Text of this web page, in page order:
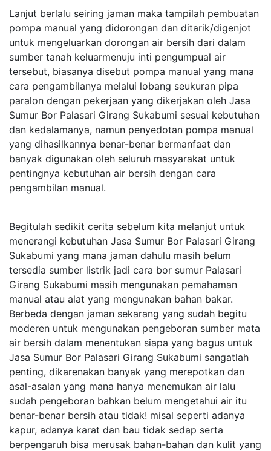
Lanjut berlalu seiring jaman maka tampilah pembuatan
pompa manual yang didorongan dan ditarik/digenjot
untuk mengeluarkan dorongan air bersih dari dalam
sumber tanah keluarmenuju inti pengumpual air
tersebut, biasanya disebut pompa manual yang mana
cara pengambilanya melalui lobang seukuran pipa
paralon dengan pekerjaan yang dikerjakan oleh Jasa
Sumur Bor Palasari Girang Sukabumi sesuai kebutuhan
dan kedalamanya, namun penyedotan pompa manual
yang dihasilkannya benar-benar bermanfaat dan
banyak digunakan oleh seluruh masyarakat untuk
pentingnya kebutuhan air bersih dengan cara
pengambilan manual.
Begitulah sedikit cerita sebelum kita melanjut untuk
menerangi kebutuhan Jasa Sumur Bor Palasari Girang
Sukabumi yang mana jaman dahulu masih belum
tersedia sumber listrik jadi cara bor sumur Palasari
Girang Sukabumi masih mengunakan pemahaman
manual atau alat yang mengunakan bahan bakar.
Berbeda dengan jaman sekarang yang sudah begitu
moderen untuk mengunakan pengeboran sumber mata
air bersih dalam menentukan siapa yang bagus untuk
Jasa Sumur Bor Palasari Girang Sukabumi sangatlah
penting, dikarenakan banyak yang merepotkan dan
asal-asalan yang mana hanya menemukan air lalu
sudah pengeboran bahkan belum mengetahui air itu
benar-benar bersih atau tidak! misal seperti adanya
kapur, adanya karat dan bau tidak sedap serta
berpengaruh bisa merusak bahan-bahan dan kulit yang